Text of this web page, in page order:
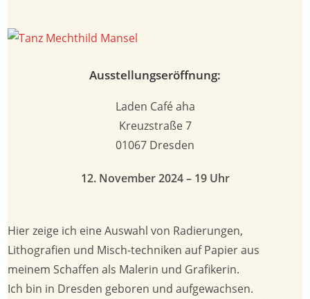
Ausstellungseröffnung:
Laden Café aha
Kreuzstraße 7
01067 Dresden
12. November 2024 – 19 Uhr
Hier zeige ich eine Auswahl von Radierungen,
Lithografien und Misch-techniken auf Papier aus
meinem Schaffen als Malerin und Grafikerin.
Ich bin in Dresden geboren und aufgewachsen.